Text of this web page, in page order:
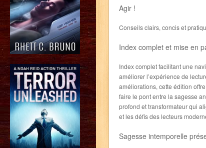
Agir !
Conseils clairs, concis et
Index complet et mise en
Index complet facilitant une
améliorer l’expérience de
améliorations, cette édition
faire le pont entre la sagesse
profond et transformateur qui
et les défis des lecteurs
Sagesse intemporelle